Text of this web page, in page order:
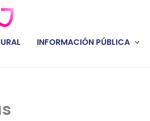
INFORMACIÓN PÚBLICA